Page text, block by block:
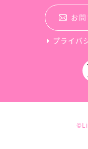
お
プライバ